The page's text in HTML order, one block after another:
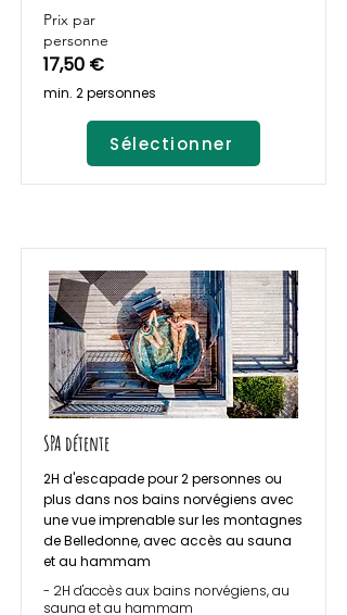
Prix par
personne
17,50 €
min. 2 personnes
Sélectionner
SPA détente
2H d'escapade pour 2 personnes ou
plus dans nos bains norvégiens avec
une vue imprenable sur les montagnes
de Belledonne, avec accès au sauna
et au hammam
- 2H d'accès aux bains norvégiens, au
sauna et au hammam